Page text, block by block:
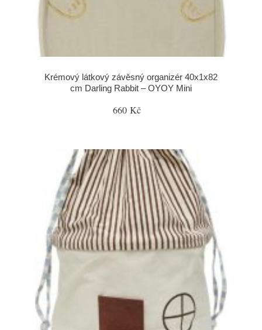
Krémový látkový závěsný organizér 40x1x82
cm Darling Rabbit – OYOY Mini
660 Kč